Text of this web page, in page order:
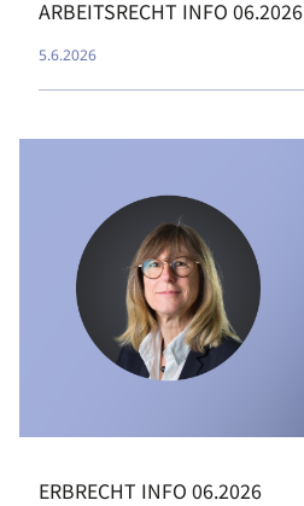
ARBEITSRECHT INFO 06.2026
5.6.2026
ERBRECHT INFO 06.2026